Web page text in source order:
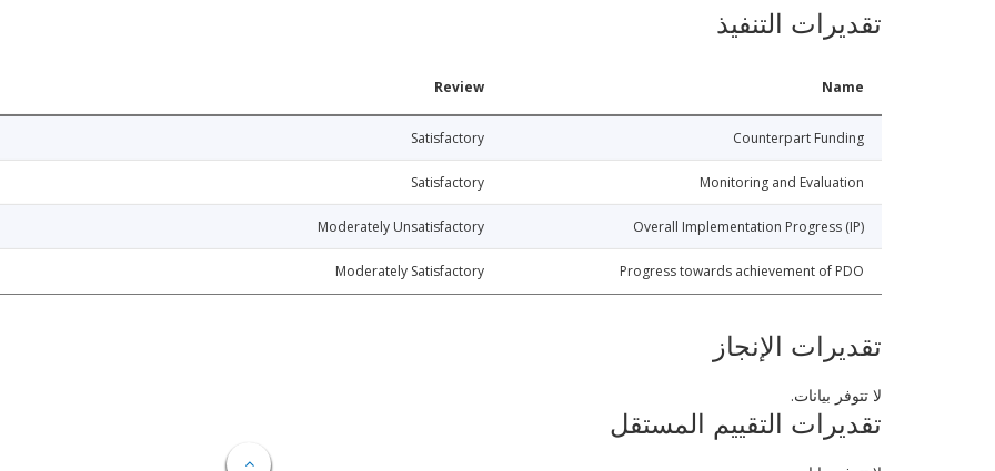
تقديرات التنفيذ
Name
Review
Counterpart Funding
Satisfactory
Monitoring and Evaluation
Satisfactory
Overall Implementation Progress (IP)
Moderately Unsatisfactory
Progress towards achievement of PDO
Moderately Satisfactory
تقديرات الإنجاز
لا تتوفر بيانات.
تقديرات التقييم المستقل